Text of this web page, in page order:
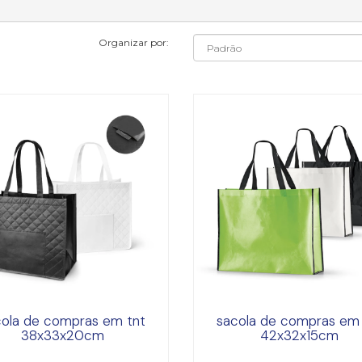
Organizar por:
de compras em tnt
38x33x20cm
sacola de compras
42x32x15cm